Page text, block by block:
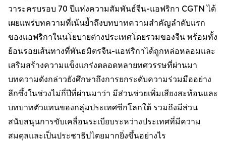
วาระครบรอบ 70 ปีแห่งความสัมพันธ์จีน-แอฟริกา CGTN ได้
เผยแพร่บทความที่เน้นย้ำถึงบทบาทความสำคัญลำดับแรก
ของแอฟริกาในนโยบายต่างประเทศโดยรวมของจีน พร้อมทั้ง
ย้อนรอยเส้นทางที่พันธมิตรจีน-แอฟริกาได้ถูกหล่อหลอมและ
เสริมสร้างความแข็งแกร่งตลอดหลายทศวรรษที่ผ่านมา
บทความดังกล่าวยังศึกษาถึงการยกระดับความร่วมมืออย่าง
ลึกซึ้งในช่วงไม่กี่ปีที่ผ่านมาว่า มีส่วนช่วยเพิ่มเสียงสะท้อนและ
บทบาทตัวแทนของกลุ่มประเทศซีกโลกใต้ รวมถึงมีส่วน
สนับสนุนการขับเคลื่อนระเบียบระหว่างประเทศที่มีความ
สมดุลและเป็นประชาธิปไตยมากยิ่งขึ้นอย่างไร